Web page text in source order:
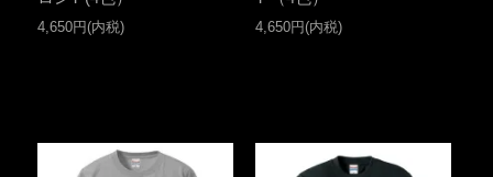
4,650円(内税) 4,650円(内税)